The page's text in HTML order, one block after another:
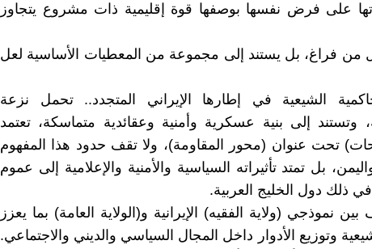
على فرض نفسها بوصفها قوة إقليمية ذات مشروع يتجاوز
من فراغ، بل يستند إلى مجموعة من المعطيات الأساسية لعل
الشيعية في إطارها الإيراني المتجدد.. تحمل نزعة
وتستند إلى بنية عسكرية وأمنية وعقائدية متماسكة، تعتمد
تحت عنوان (محور المقاومة)، ولا تقف حدود هذا المفهوم
بل تمتد تأثيراته السياسية والأمنية والإعلامية إلى عموم
في ذلك دول الخليج العربية.
بين نموذجي (ولاية الفقيه) الإيرانية و(الولاية العامة) بما يعزز
وتوزيع الأدوار داخل المجال السياسي والديني والاجتماعي.